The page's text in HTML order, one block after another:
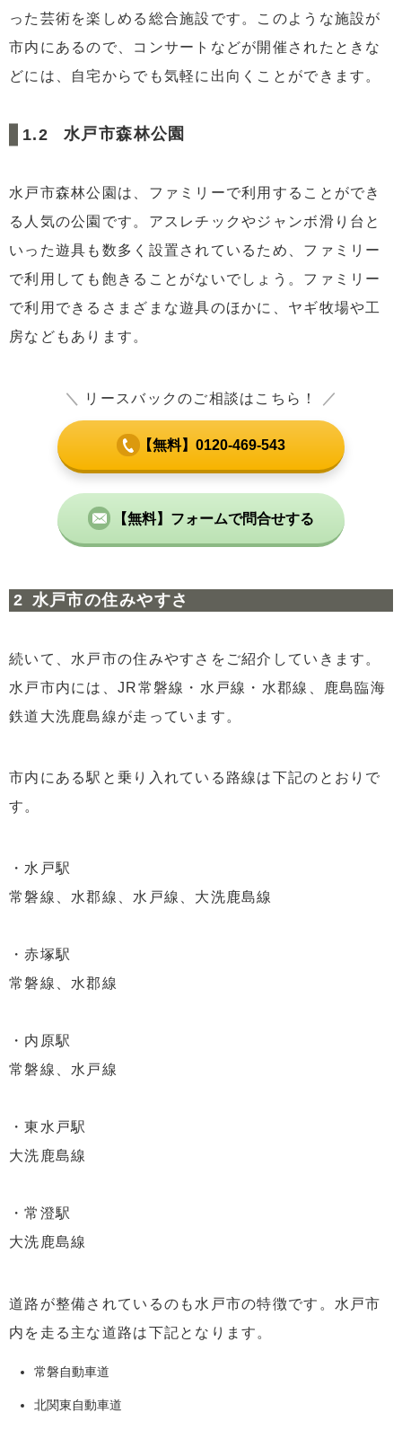
った芸術を楽しめる総合施設です。このような施設が
市内にあるので、コンサートなどが開催されたときな
どには、自宅からでも気軽に出向くことができます。
水戸市森林公園
水戸市森林公園は、ファミリーで利用することができ
る人気の公園です。アスレチックやジャンボ滑り台と
いった遊具も数多く設置されているため、ファミリー
で利用しても飽きることがないでしょう。ファミリー
で利用できるさまざまな遊具のほかに、ヤギ牧場や工
房などもあります。
＼ リースバックのご相談はこちら！ ／
【無料】0120-469-543
【無料】フォームで問合せする
水戸市の住みやすさ
続いて、水戸市の住みやすさをご紹介していきます。
水戸市内には、JR常磐線・水戸線・水郡線、鹿島臨海
鉄道大洗鹿島線が走っています。
市内にある駅と乗り入れている路線は下記のとおりで
す。
・水戸駅
常磐線、水郡線、水戸線、大洗鹿島線
・赤塚駅
常磐線、水郡線
・内原駅
常磐線、水戸線
・東水戸駅
大洗鹿島線
・常澄駅
大洗鹿島線
道路が整備されているのも水戸市の特徴です。水戸市
内を走る主な道路は下記となります。
常磐自動車道
北関東自動車道